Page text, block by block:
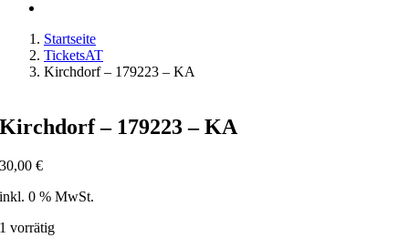
Startseite
TicketsAT
Kirchdorf – 179223 – KA
Kirchdorf – 179223 – KA
30,00€
inkl. 0 % MwSt.
1 vorrätig